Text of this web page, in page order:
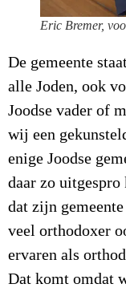
Eric Bremer,
De gemeente
alle Joden, ook
Joodse vader of
wij een
enige Joodse
daar zo
dat zijn
veel orthodoxer
ervaren als
Dat komt omdat